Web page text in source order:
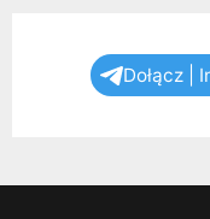
Dołącz |